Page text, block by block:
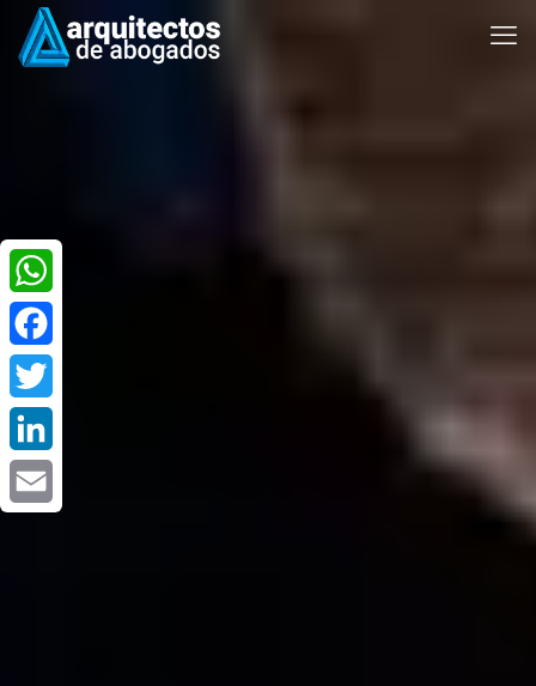
WhatsApp
Facebook
Twitter
LinkedIn